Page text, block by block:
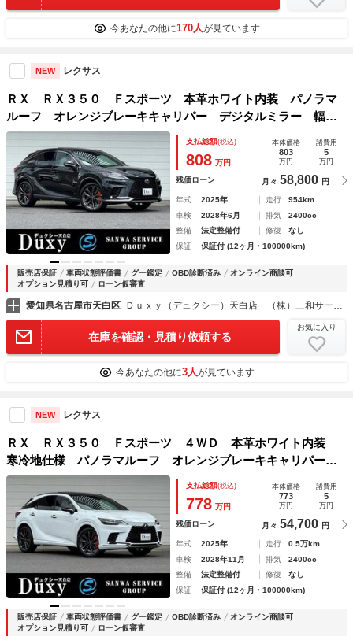
今あなたの他に170人が見ています
NEW レクサス
ＲＸ ＲＸ３５０ Ｆスポーツ 本革ホワイト内装 パノラマ
ルーフ オレンジブレーキキャリパー デジタルミラー 輻射
ヒーター 後席電動リクライニング シートヒーター＆ベンチ
レーション アドバンスドライブ＆パーク ドラレコ 純正２
１ＡＷ
支払総額(税込)
808 万円
本体価格
803
万円
諸費用
5
万円
残価ローン 月々 58,800 円
年式 2025年 走行
954km
車検
2028年6月 排気
2400cc
整備
法定整備付 修復
なし
保証
保証付 (12ヶ月・100000km)
販売店保証 車両状態評価書 グー鑑定 OBD診断済み
オンライン商談可
オプション見積り可
ローン仮審査
愛知県名古屋市天白区
在庫を確認・見積り依頼する
お気に入り
今あなたの他に3人が見ています
NEW レクサス
ＲＸ ＲＸ３５０ Ｆスポーツ ４ＷＤ 本革ホワイト内装
寒冷地仕様 パノラマルーフ オレンジブレーキキャリパー
デジタルインナーミラー シートヒーター＆ベンチレーショ
ン ヘッドアップディスプレイ レクサスチームメイト 純正
２１ＡＷ
支払総額(税込)
778 万円
本体価格
773
万円
諸費用
5
万円
残価ローン 月々 54,700 円
年式 2025年 走行
0.5万km
車検
2028年11月 排気
2400cc
整備
法定整備付 修復
なし
保証
保証付 (12ヶ月・100000km)
販売店保証 車両状態評価書 グー鑑定 OBD診断済み
オンライン商談可
オプション見積り可
ローン仮審査